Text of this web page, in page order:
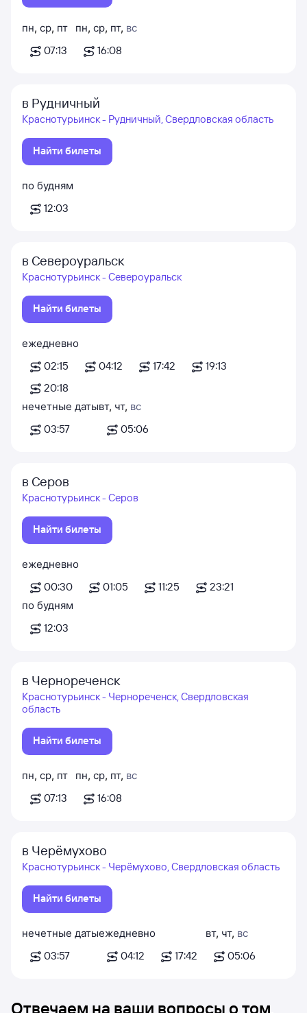
пн, ср, пт
07:13
пн, ср, пт, вс
16:08
в Рудничный
Краснотурьинск - Рудничный, Свердловская область
Найти билеты
по будням
12:03
в Североуральск
Краснотурьинск - Североуральск
Найти билеты
ежедневно
02:15
04:12 17:42
19:13
20:18
нечетные даты
03:57
вт, чт, вс
05:06
в Серов
Краснотурьинск - Серов
Найти билеты
ежедневно
00:30
01:05 11:25
23:21
по будням
12:03
в Чернореченск
Краснотурьинск - Чернореченск, Свердловская
область
Найти билеты
пн, ср, пт
07:13
пн, ср, пт, вс
16:08
в Черёмухово
Краснотурьинск - Черёмухово, Свердловская область
Найти билеты
нечетные даты
03:57
ежедневно
04:12
17:42
вт, чт, вс
05:06
Отвечаем на ваши вопросы о том,